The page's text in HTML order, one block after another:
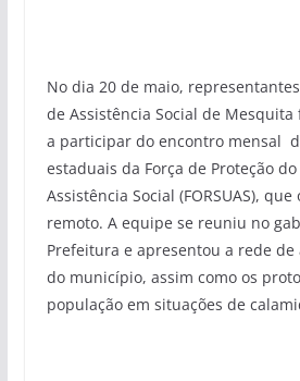
No dia 20 de maio,
de Assistência Social de
a participar do encontro mensal
estaduais da Força de Proteção
Assistência Social (FORSUAS),
remoto. A equipe se reuniu no
Prefeitura e apresentou a rede de
do município, assim como os
população em situações de